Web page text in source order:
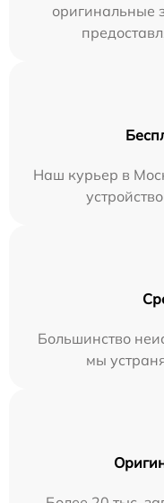
оригинальные
Наш курьер в
Большинство
мы